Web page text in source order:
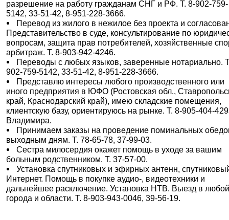
разрешение на работу гражданам СНГ и РФ. Т. 8-902-759-
5142, 33-51-42, 8-951-228-3666.
Перевод из жилого в нежилое без проекта и
Представительство в суде, консультирование по
вопросам, защита прав потребителей, хозяйственные
арбитраж. Т. 8-903-942-4246.
Переводы с любых языков, заверенные нотариально.
902-759-5142, 33-51-42, 8-951-228-3666.
Представлю интересы любого производственного или
иного предприятия в ЮФО (Ростовская обл.,
край, Краснодарский край), имею складские помещения,
клиентскую базу, ориентируюсь на рынке. Т. 8-905-404-
Владимира.
Принимаем заказы на проведение поминальных
выходным дням. Т. 78-65-78, 37-99-03.
Сестра милосердия окажет помощь в уходе за вашим
больным родственником. Т. 37-57-00.
Установка спутниковых и эфирных антенн,
Интернет. Помощь в покупке аудио-, видеотехники и
дальнейшее расключение. Установка НТВ. Выезд в
города и области. Т. 8-903-943-0046, 39-56-19.